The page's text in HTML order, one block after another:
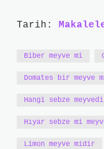
Tarih:
Biber meyve mi
Domates bir meyve
Hangi sebze
Hıyar sebze mi
Limon meyve midir